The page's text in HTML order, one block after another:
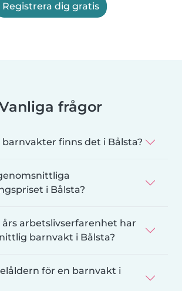
Registrera dig gratis
frågor
finns det i Bålsta?
i Bålsta?
arbetslivserfarenhet har
barnvakt i Bålsta?
för en barnvakt i